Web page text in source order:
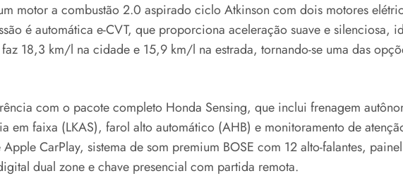
motor a combustão 2.0 aspirado ciclo Atkinson com dois motores
é automática e-CVT, que proporciona aceleração suave e silenciosa,
18,3 km/l na cidade e 15,9 km/l na estrada, tornando-se uma das
com o pacote completo Honda Sensing, que inclui frenagem
em faixa (LKAS), farol alto automático (AHB) e monitoramento de
CarPlay, sistema de som premium BOSE com 12 alto-falantes,
dual zone e chave presencial com partida remota.